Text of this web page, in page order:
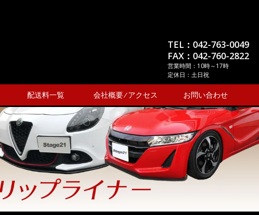
TEL：042-763-0049
FAX：042-760-2822
営業時間：10時～17時
定休日：土日祝
配送料一覧 会社概要 ⁄ アクセス お問い合わせ